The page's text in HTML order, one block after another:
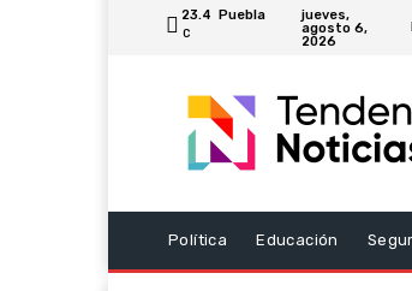
23.4
C
Puebla
jueves,
agosto 6,
2026
Política Educación